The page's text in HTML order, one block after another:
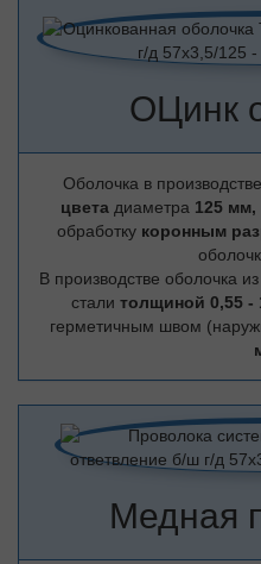
ОЦинк
Оболочка в
цвета диаметра 125 мм,
обработку коронным
В производстве оболочка
стали толщиной 0,55 -
герметичным швом
Медная